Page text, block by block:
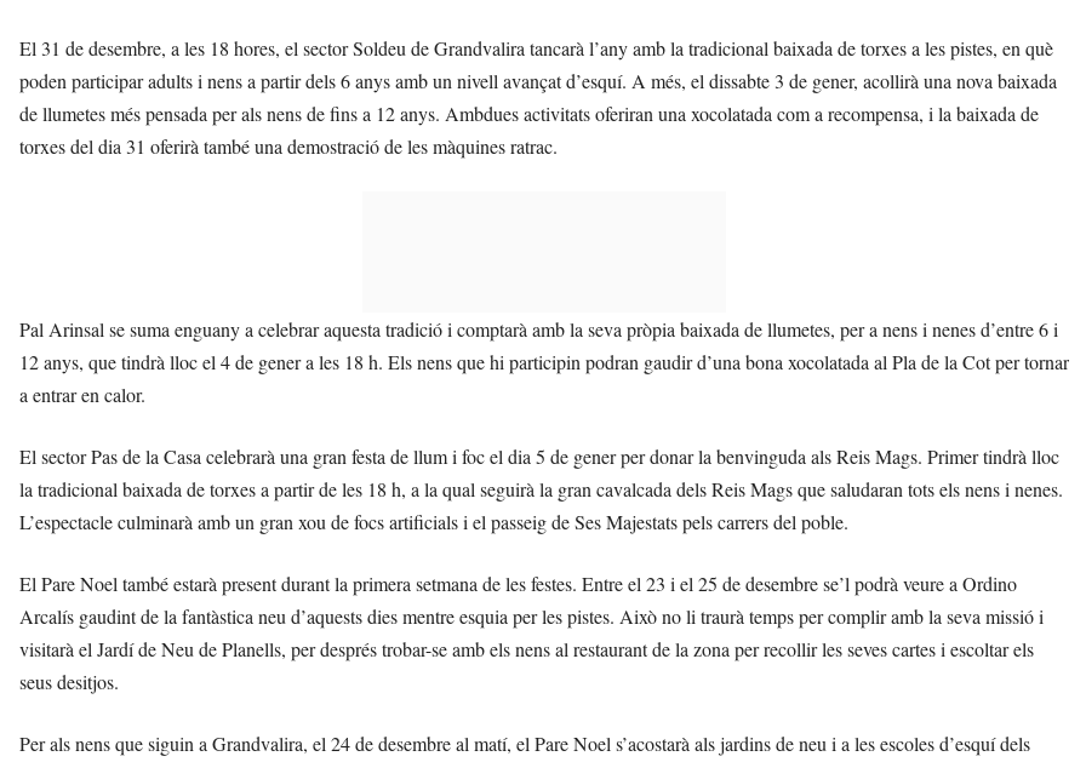
El 31 de desembre, a les 18 hores, el sector Soldeu de Grandvalira tancarà l’any amb la tradicional baixada de torxes a les pistes, en què
poden participar adults i nens a partir dels 6 anys amb un nivell avançat d’esquí. A més, el dissabte 3 de gener, acollirà una nova baixada
de llumetes més pensada per als nens de fins a 12 anys. Ambdues activitats oferiran una xocolatada com a recompensa, i la baixada de
torxes del dia 31 oferirà també una demostració de les màquines ratrac.
Pal Arinsal se suma enguany a celebrar aquesta tradició i comptarà amb la seva pròpia baixada de llumetes, per a nens i nenes d’entre 6 i
12 anys, que tindrà lloc el 4 de gener a les 18 h. Els nens que hi participin podran gaudir d’una bona xocolatada al Pla de la Cot per tornar
a entrar en calor.
El sector Pas de la Casa celebrarà una gran festa de llum i foc el dia 5 de gener per donar la benvinguda als Reis Mags. Primer tindrà lloc
la tradicional baixada de torxes a partir de les 18 h, a la qual seguirà la gran cavalcada dels Reis Mags que saludaran tots els nens i nenes.
L’espectacle culminarà amb un gran xou de focs artificials i el passeig de Ses Majestats pels carrers del poble.
El Pare Noel també estarà present durant la primera setmana de les festes. Entre el 23 i el 25 de desembre se’l podrà veure a Ordino
Arcalís gaudint de la fantàstica neu d’aquests dies mentre esquia per les pistes. Això no li traurà temps per complir amb la seva missió i
visitarà el Jardí de Neu de Planells, per després trobar-se amb els nens al restaurant de la zona per recollir les seves cartes i escoltar els
seus desitjos.
Per als nens que siguin a Grandvalira, el 24 de desembre al matí, el Pare Noel s’acostarà als jardins de neu i a les escoles d’esquí dels